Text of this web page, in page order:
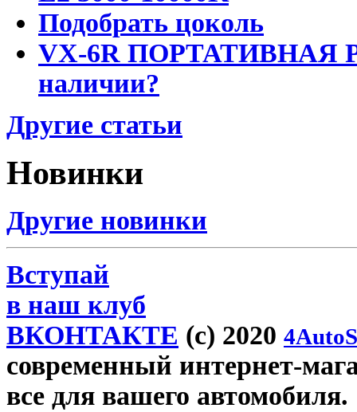
Подобрать цоколь
VX-6R ПОРТАТИВНАЯ
наличии?
Другие статьи
Новинки
Другие новинки
Вступай
в наш клуб
ВКОНТАКТЕ (c) 2020
современный интернет-
все для вашего автомобиля.